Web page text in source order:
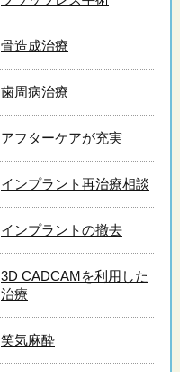
骨造成治療
歯周病治療
アフターケアが充実
インプラント再治療相談
インプラントの撤去
3D CADCAMを利用した
治療
笑気麻酔